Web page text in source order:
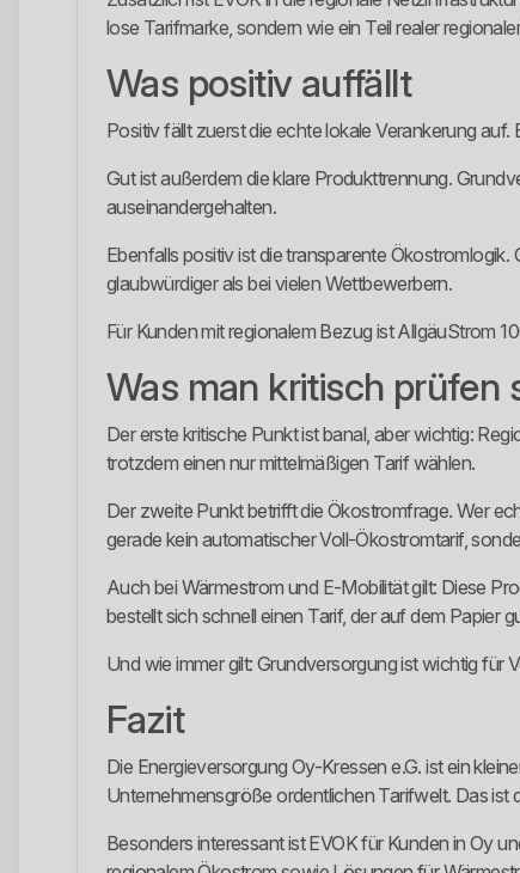
lose Tarifmarke, sondern wie ein Teil realer
Was positiv auffällt
Positiv fällt zuerst die echte lokale Verankerung
Gut ist außerdem die klare Produkttrennung.
auseinandergehalten.
Ebenfalls positiv ist die transparente
glaubwürdiger als bei vielen Wettbewerbern.
Für Kunden mit regionalem Bezug ist AllgäuStrom
Was man kritisch prüfen
Der erste kritische Punkt ist banal, aber wichtig:
trotzdem einen nur mittelmäßigen Tarif wählen.
Der zweite Punkt betrifft die Ökostromfrage. Wer
gerade kein automatischer Voll-Ökostromtarif,
Auch bei Wärmestrom und E-Mobilität gilt: Diese
bestellt sich schnell einen Tarif, der auf dem Papier
Und wie immer gilt: Grundversorgung ist wichtig für
Fazit
Die Energieversorgung Oy-Kressen e.G. ist ein
Unternehmensgröße ordentlichen Tarifwelt. Das ist
Besonders interessant ist EVOK für Kunden in Oy